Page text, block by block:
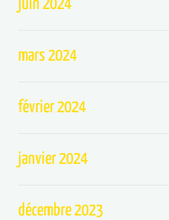
juin 2024
mars 2024
février 2024
janvier 2024
décembre 2023